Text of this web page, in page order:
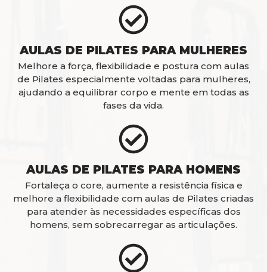
AULAS DE PILATES PARA MULHERES
Melhore a força, flexibilidade e postura com aulas
de Pilates especialmente voltadas para mulheres,
ajudando a equilibrar corpo e mente em todas as
fases da vida.
AULAS DE PILATES PARA HOMENS
Fortaleça o core, aumente a resistência física e
melhore a flexibilidade com aulas de Pilates criadas
para atender às necessidades específicas dos
homens, sem sobrecarregar as articulações.